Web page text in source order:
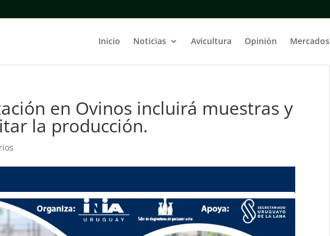
Inicio Noticias Avicultura Opinión Mercados
en Ovinos incluirá muestras y
la producción.